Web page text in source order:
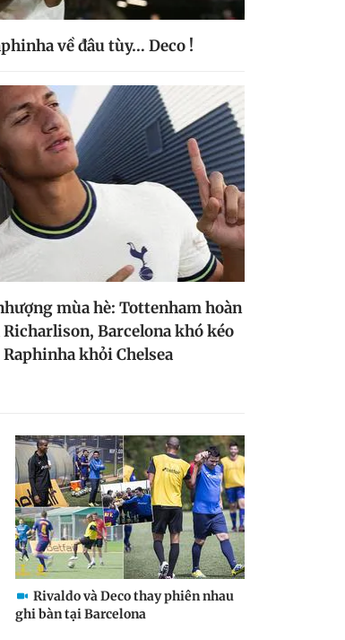
về đâu tùy… Deco !
mùa hè: Tottenham hoàn
Barcelona khó kéo
Raphinha khỏi Chelsea
Rivaldo và Deco thay phiên nhau
ghi bàn tại Barcelona